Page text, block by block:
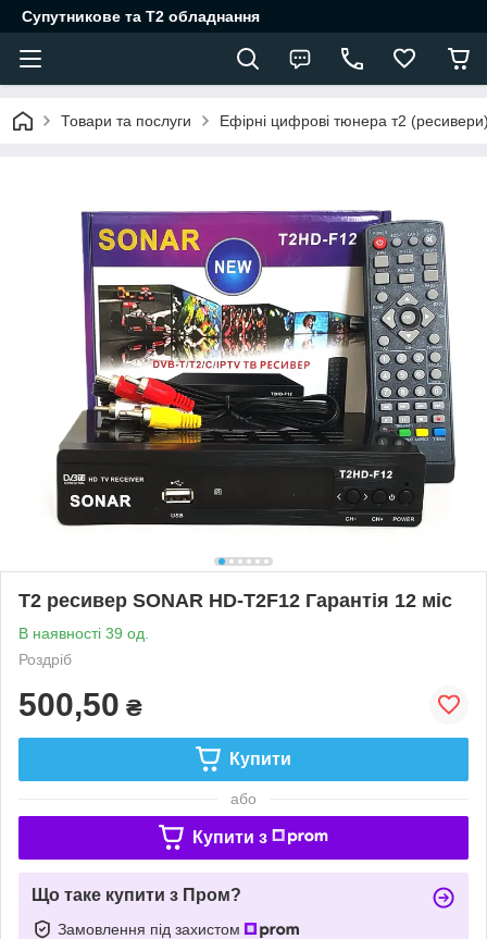
Супутникове та Т2 обладнання
Товари та послуги Ефірні цифрові тюнера т2
Т2 ресивер SONAR HD-T2F12 Гарантія 12 міс
В наявності 39 од.
Роздріб
500,50 ₴
Купити
або
Купити з
Що таке купити з Пром?
Замовлення під захистом